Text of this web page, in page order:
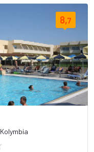
8,7
Kolymbia